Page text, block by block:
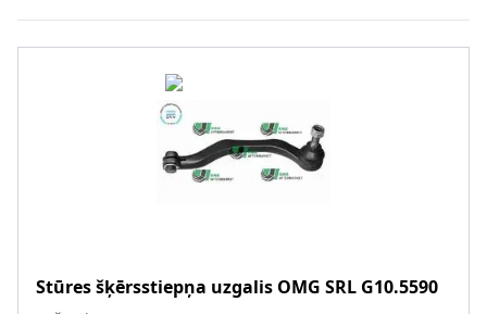
Stūres šķērsstiepņa uzgalis OMG SRL G10.5590